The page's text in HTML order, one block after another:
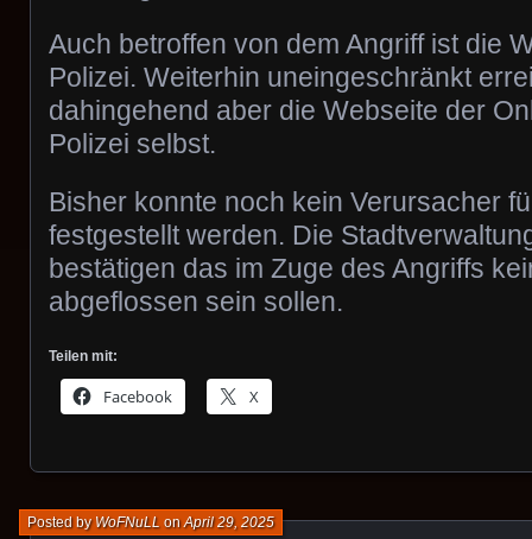
Auch betroffen von dem Angriff ist die
Polizei. Weiterhin uneingeschränkt
dahingehend aber die Webseite der
Polizei selbst.
Bisher konnte noch kein Verursacher
festgestellt werden. Die
bestätigen das im Zuge des Angriffs
abgeflossen sein sollen.
Teilen mit:
Facebook X
Posted byWoFNuLL onApril 29, 2025